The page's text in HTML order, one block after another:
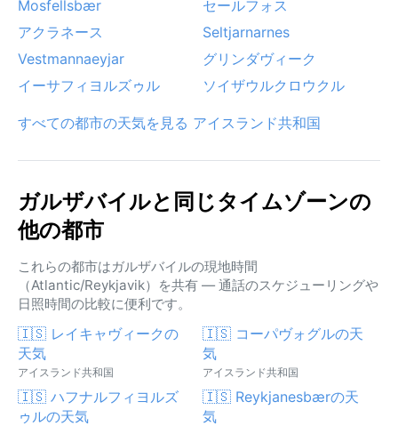
Mosfellsbær
セールフォス
アクラネース
Seltjarnarnes
Vestmannaeyjar
グリンダヴィーク
イーサフィヨルズゥル
ソイザウルクロウクル
すべての都市の天気を見る アイスランド共和国
ガルザバイルと同じタイムゾーンの
他の都市
これらの都市はガルザバイルの現地時間
（Atlantic/Reykjavik）を共有 — 通話のスケジューリングや
日照時間の比較に便利です。
🇮🇸 レイキャヴィークの
天気
アイスランド共和国
🇮🇸 コーパヴォグルの天
気
アイスランド共和国
🇮🇸 ハフナルフィヨルズ
ゥルの天気
🇮🇸 Reykjanesbærの天
気